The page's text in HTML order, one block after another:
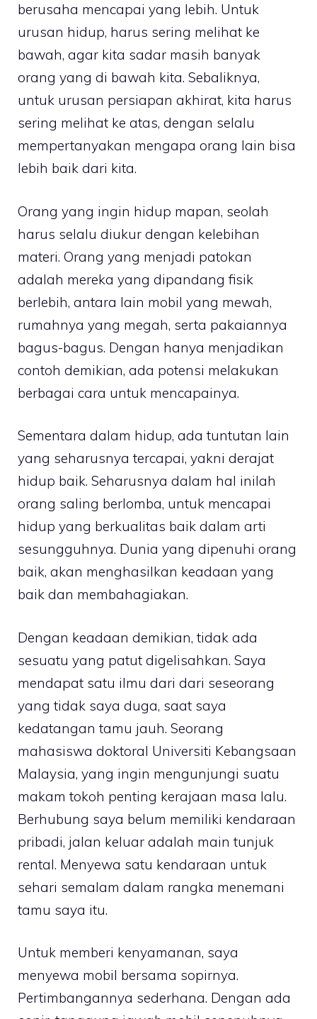
berusaha mencapai yang lebih. Untuk
urusan hidup, harus sering melihat ke
bawah, agar kita sadar masih banyak
orang yang di bawah kita. Sebaliknya,
untuk urusan persiapan akhirat, kita harus
sering melihat ke atas, dengan selalu
mempertanyakan mengapa orang lain bisa
lebih baik dari kita.
Orang yang ingin hidup mapan, seolah
harus selalu diukur dengan kelebihan
materi. Orang yang menjadi patokan
adalah mereka yang dipandang fisik
berlebih, antara lain mobil yang mewah,
rumahnya yang megah, serta pakaiannya
bagus-bagus. Dengan hanya menjadikan
contoh demikian, ada potensi melakukan
berbagai cara untuk mencapainya.
Sementara dalam hidup, ada tuntutan lain
yang seharusnya tercapai, yakni derajat
hidup baik. Seharusnya dalam hal inilah
orang saling berlomba, untuk mencapai
hidup yang berkualitas baik dalam arti
sesungguhnya. Dunia yang dipenuhi orang
baik, akan menghasilkan keadaan yang
baik dan membahagiakan.
Dengan keadaan demikian, tidak ada
sesuatu yang patut digelisahkan. Saya
mendapat satu ilmu dari dari seseorang
yang tidak saya duga, saat saya
kedatangan tamu jauh. Seorang
mahasiswa doktoral Universiti Kebangsaan
Malaysia, yang ingin mengunjungi suatu
makam tokoh penting kerajaan masa lalu.
Berhubung saya belum memiliki kendaraan
pribadi, jalan keluar adalah main tunjuk
rental. Menyewa satu kendaraan untuk
sehari semalam dalam rangka menemani
tamu saya itu.
Untuk memberi kenyamanan, saya
menyewa mobil bersama sopirnya.
Pertimbangannya sederhana. Dengan ada